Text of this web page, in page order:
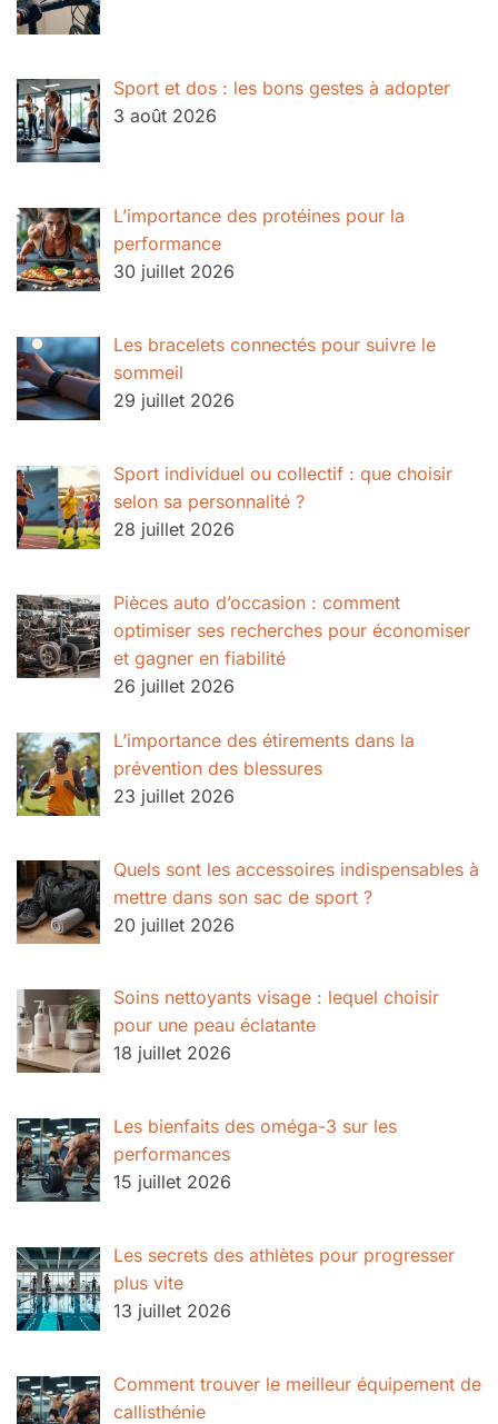
Sport et dos : les bons gestes à adopter
3 août 2026
L’importance des protéines pour la
performance
30 juillet 2026
Les bracelets connectés pour suivre le
sommeil
29 juillet 2026
Sport individuel ou collectif : que choisir
selon sa personnalité ?
28 juillet 2026
Pièces auto d’occasion : comment
optimiser ses recherches pour économiser
et gagner en fiabilité
26 juillet 2026
L’importance des étirements dans la
prévention des blessures
23 juillet 2026
Quels sont les accessoires indispensables à
mettre dans son sac de sport ?
20 juillet 2026
Soins nettoyants visage : lequel choisir
pour une peau éclatante
18 juillet 2026
Les bienfaits des oméga-3 sur les
performances
15 juillet 2026
Les secrets des athlètes pour progresser
plus vite
13 juillet 2026
Comment trouver le meilleur équipement de
callisthénie